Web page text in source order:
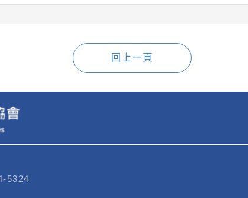
回上一頁
5324